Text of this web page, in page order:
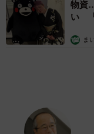
物資
い 「
ま